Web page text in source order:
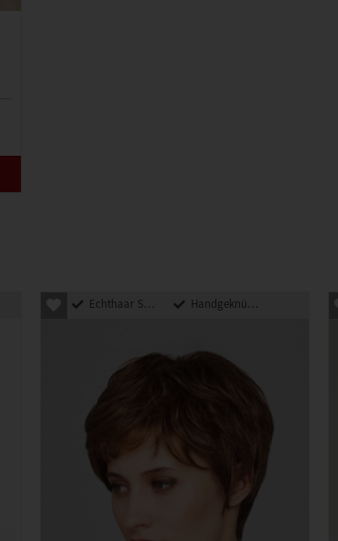
Echthaar Synthetik Mix Handgeknüpft